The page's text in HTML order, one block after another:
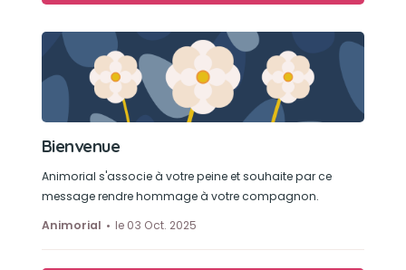
Bienvenue
Animorial s'associe à votre peine et souhaite par ce
message rendre hommage à votre compagnon.
Animorial
le 03 Oct. 2025